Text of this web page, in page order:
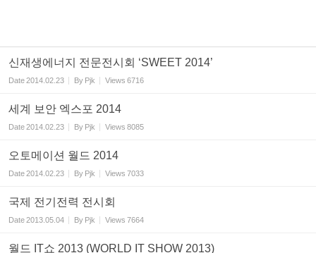
신재생에너지 전문전시회 ‘SWEET 2014’
Date2014.02.23 By Pjk Views 6716
세계 보안 엑스포 2014
Date2014.02.23 By Pjk Views 8085
오토메이션 월드 2014
Date2014.02.23 By Pjk Views 7033
국제 전기전력 전시회
Date2013.05.04 By Pjk Views 7664
월드 IT쇼 2013 (WORLD IT SHOW 2013)